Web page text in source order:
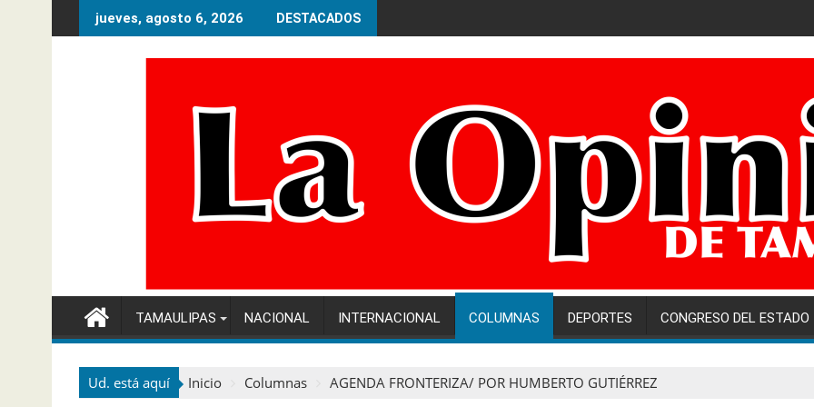
al
jueves, agosto 6, 2026 DESTACADOS
TAMAULIPAS NACIONAL INTERNACIONAL COLUMNAS DEPORTES CONGRESO DEL ESTADO
Ud. está aquí Inicio Columnas AGENDA FRONTERIZA/ POR HUMBERTO GUTIÉRREZ